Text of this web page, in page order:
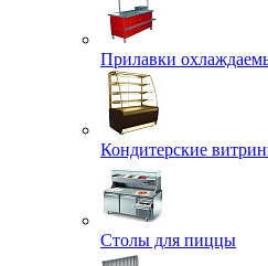
Прилавки
Кондитерские
Столы для пиццы